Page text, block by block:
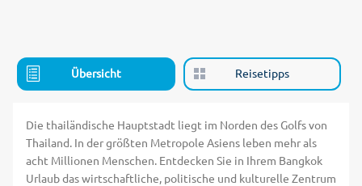
Übersicht Reisetipps
Die thailändische Hauptstadt liegt im Norden des Golfs von
Thailand. In der größten Metropole Asiens leben mehr als
acht Millionen Menschen. Entdecken Sie in Ihrem Bangkok
Urlaub das wirtschaftliche, politische und kulturelle Zentrum